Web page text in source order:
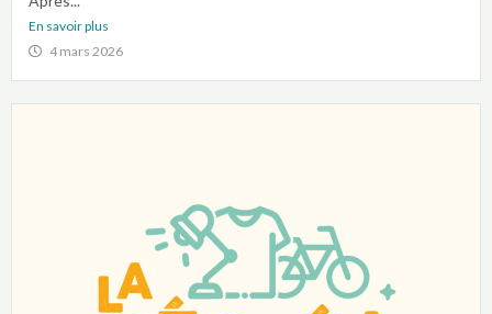
En savoir plus
4 mars 2026